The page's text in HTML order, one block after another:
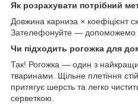
Як розрахувати потрібний
Довжина карниза × коефіцієнт
Зателефонуйте — допоможемо
Чи підходить рогожка для
Так! Рогожка — один з
тваринами. Щільне плетіння
притягує шерсть та легко
серветкою.